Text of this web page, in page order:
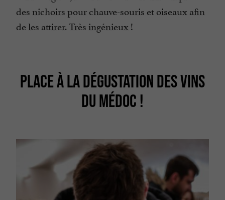
des nichoirs pour chauve-souris et oiseaux afin
de les attirer. Très ingénieux !
PLACE À LA DÉGUSTATION DES VINS
DU MÉDOC !